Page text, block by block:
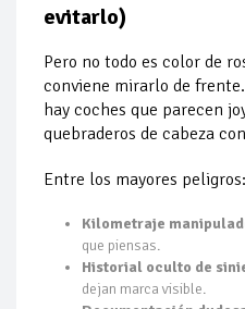
evitarlo)
Pero no todo es color de
conviene mirarlo de
hay coches que parecen
quebraderos de cabeza
Entre los mayores peligros:
Kilometraje
que piensas.
Historial oculto de
dejan marca visible.